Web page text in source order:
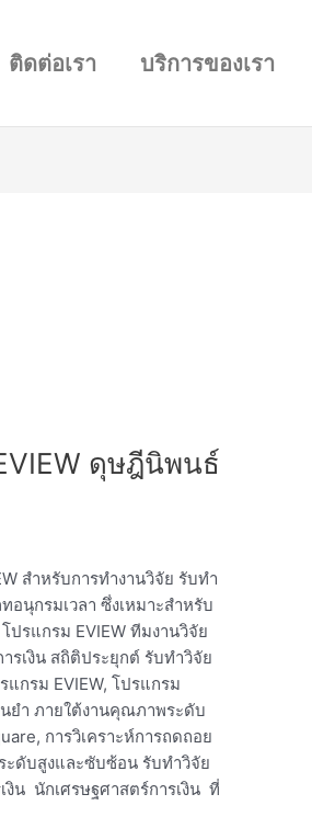
ติดต่อเรา บริการของเรา
ดุษฎีนิพนธ์
สำหรับการทำงานวิจัย รับทำ
นุกรมเวลา ซึ่งเหมาะสำหรับ
ปรแกรม EVIEW ทีมงานวิจัย
รเงิน สถิติประยุกต์ รับทำวิจัย
กรม EVIEW, โปรแกรม
นยำ ภายใต้งานคุณภาพระดับ
การวิเคราะห์การถดถอย
ะดับสูงและซับซ้อน รับทำวิจัย
งิน นักเศรษฐศาสตร์การเงิน ที่